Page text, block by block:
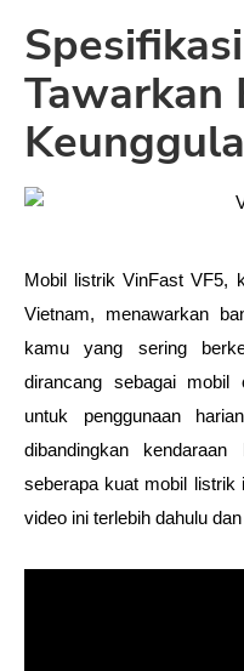
Tawarkan
Mobil listrik VinFast VF5,
Vietnam, menawarkan
kamu yang sering
dirancang sebagai mobil
untuk penggunaan
dibandingkan kendaraan
seberapa kuat mobil listrik
video ini terlebih dahulu